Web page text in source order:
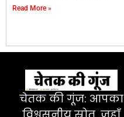
Read More »
चेतक की गूंज: आपका